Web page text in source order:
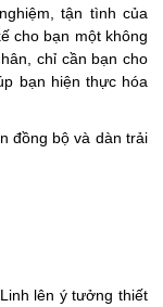
tận tình của
cho bạn một không
chỉ cần bạn cho
bạn hiện thực hóa
đồng bộ và dàn trải
lên ý tưởng thiết